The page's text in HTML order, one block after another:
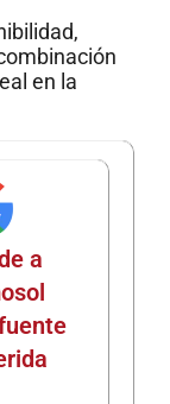
en la
a